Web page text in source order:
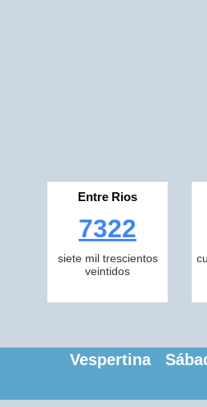
Entre Rios
7322
siete mil trescientos
veintidos
Vespertina